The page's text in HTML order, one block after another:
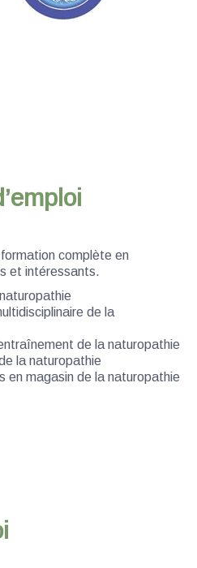
formation complète en
et intéressants.
de la
de la naturopathie
la naturopathie
en magasin de la naturopathie